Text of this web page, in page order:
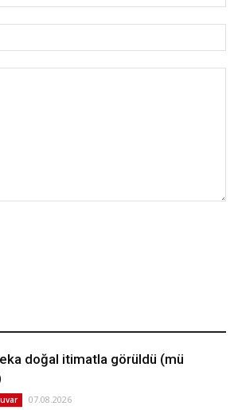
doğal itimatla görüldü (mü
07.08.2026